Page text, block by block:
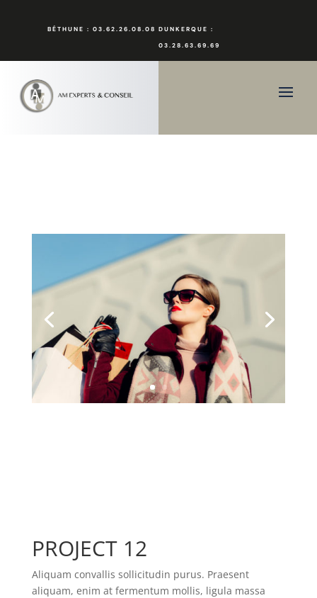
BÉTHUNE : 03.62.26.08.08 DUNKERQUE :
03.28.63.69.69
PROJECT 12
Aliquam convallis sollicitudin purus. Praesent
aliquam, enim at fermentum mollis, ligula massa